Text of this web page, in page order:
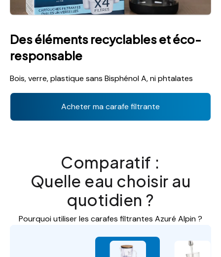
Des éléments recyclables et éco-
responsable
Bois, verre, plastique sans Bisphénol A, ni phtalates
Acheter ma carafe filtrante
Comparatif :
Quelle eau choisir au
quotidien ?
Pourquoi utiliser les carafes filtrantes Azuré Alpin ?